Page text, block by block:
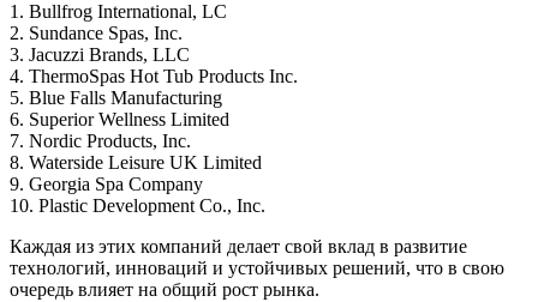
1. Bullfrog International, LC
2. Sundance Spas, Inc.
3. Jacuzzi Brands, LLC
4. ThermoSpas Hot Tub Products Inc.
5. Blue Falls Manufacturing
6. Superior Wellness Limited
7. Nordic Products, Inc.
8. Waterside Leisure UK Limited
9. Georgia Spa Company
10. Plastic Development Co., Inc.
Каждая из этих компаний делает свой вклад в развитие
технологий, инноваций и устойчивых решений, что в свою
очередь влияет на общий рост рынка.